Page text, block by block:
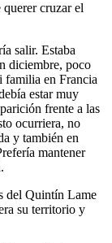
querer cruzar el
salir. Estaba
diciembre, poco
familia en Francia
estar muy
frente a las
ocurriera, no
y también en
mantener
del Quintín Lame
su territorio y